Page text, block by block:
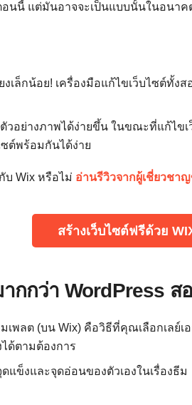
อนนี้ แต่มันอาจจะเป็นแบบนั้นในอนาค
งเล็กน้อย! เครื่องมือแก้ไขเว็บไซต์
วอย่างภาพได้ง่ายขึ้น ในขณะที่แก้ไข
ซต์พร้อมกันได้ง่าย
บ Wix หรือไม่ อ่านรีวิวจากผู้เชี่ยวชาญ
สร้างเว็บไซต์ฟรีด้วย
กกว่า WordPress ส
เพลต (บน Wix) คือวิธีที่คุณเลือกเลย์เ
ด้ตามต้องการ
แข็งและจุดอ่อนของตัวเองในเรื่องธีม